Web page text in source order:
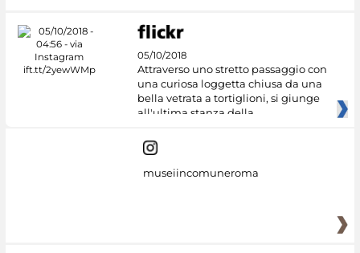
05/10/2018
Attraverso uno stretto passaggio con
una curiosa loggetta chiusa da una
bella vetrata a tortiglioni, si giunge
all'ultima stanza della
museiincomuneroma